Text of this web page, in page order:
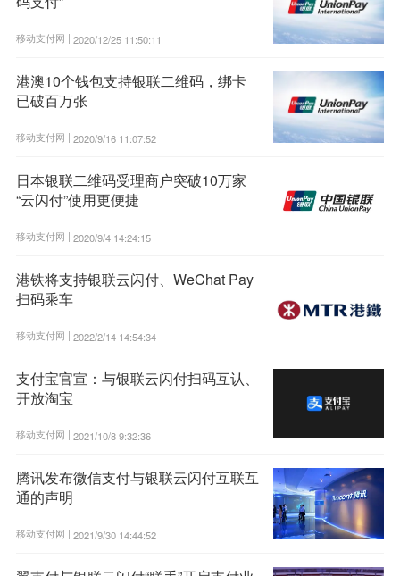
移动支付网 | 2020/12/25 11:50:11
港澳10个钱包支持银联二维码，绑卡
已破百万张
移动支付网 | 2020/9/16 11:07:52
日本银联二维码受理商户突破10万家
“云闪付”使用更便捷
移动支付网 | 2020/9/4 14:24:15
港铁将支持银联云闪付、WeChat Pay
扫码乘车
移动支付网 | 2022/2/14 14:54:34
支付宝官宣：与银联云闪付扫码互认、
开放淘宝
移动支付网 | 2021/10/8 9:32:36
腾讯发布微信支付与银联云闪付互联互
通的声明
移动支付网 | 2021/9/30 14:44:52